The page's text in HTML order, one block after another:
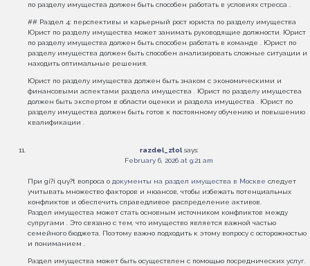
по разделу имущества должен быть способен работать в условиях стресса .
## Раздел 4: перспективы и карьерный рост юриста по разделу имущества
Юрист по разделу имущества может занимать руководящие должности. Юрист
по разделу имущества должен быть способен работать в команде . Юрист по
разделу имущества должен быть способен анализировать сложные ситуации и
находить оптимальные решения.
Юрист по разделу имущества должен быть знаком с экономическими и
финансовыми аспектами раздела имущества . Юрист по разделу имущества
должен быть экспертом в области оценки и раздела имущества . Юрист по
разделу имущества должен быть готов к постоянному обучению и повышению
квалификации .
razdel_ztol says:
February 6, 2026 at 9:21 am
При gi?i quy?t вопроса о документы на раздел имущества в Москве следует
учитывать множество факторов и нюансов, чтобы избежать потенциальных
конфликтов и обеспечить справедливое распределение активов.
Раздел имущества может стать основным источником конфликтов между
супругами . Это связано с тем, что имущество является важной частью
семейного бюджета. Поэтому важно подходить к этому вопросу с осторожностью
и пониманием .
Раздел имущества может быть осуществлен с помощью посреднических услуг.